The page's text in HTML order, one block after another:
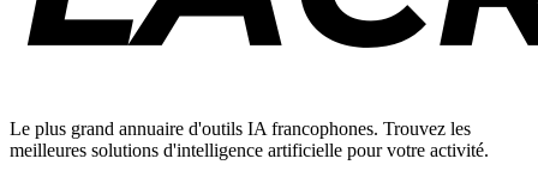
Le plus grand annuaire d'outils IA francophones. Trouvez les
meilleures solutions d'intelligence artificielle pour votre activité.